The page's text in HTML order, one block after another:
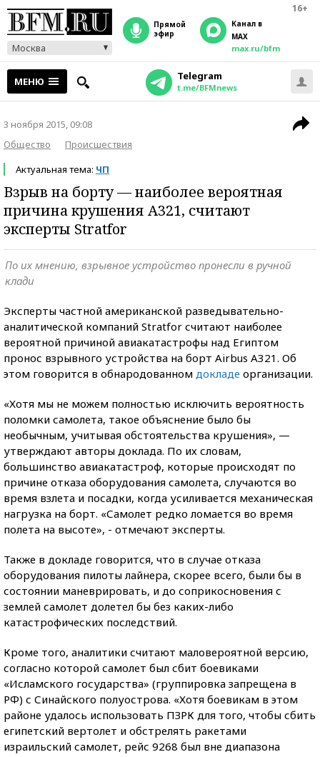
16+
Москва
прямой
эфир
Канал в
MAX
max.ru/bfm
МЕНЮ Telegram
t.me/BFMnews
3 ноября 2015, 09:08
Общество
Происшествия
Актуальная тема: ЧП
Взрыв на борту — наиболее вероятная
причина крушения A321, считают
эксперты Stratfor
По их мнению, взрывное устройство пронесли в ручной
клади
Эксперты частной американской разведывательно-
аналитической компаний Stratfor считают наиболее
вероятной причиной авиакатастрофы над Египтом
пронос взрывного устройства на борт Airbus A321. Об
этом говорится в обнародованном докладе организации.
«Хотя мы не можем полностью исключить вероятность
поломки самолета, такое объяснение было бы
необычным, учитывая обстоятельства крушения», —
утверждают авторы доклада. По их словам,
большинство авиакатастроф, которые происходят по
причине отказа оборудования самолета, случаются во
время взлета и посадки, когда усиливается механическая
нагрузка на борт. «Самолет редко ломается во время
полета на высоте», - отмечают эксперты.
Также в докладе говорится, что в случае отказа
оборудования пилоты лайнера, скорее всего, были бы в
состоянии маневрировать, и до соприкосновения с
землей самолет долетел бы без каких-либо
катастрофических последствий.
Кроме того, аналитики считают маловероятной версию,
согласно которой самолет был сбит боевиками
«Исламского государства» (группировка запрещена в
РФ) с Синайского полуострова. «Хотя боевикам в этом
районе удалось использовать ПЗРК для того, чтобы сбить
египетский вертолет и обстрелять ракетами
израильский самолет, рейс 9268 был вне диапазона